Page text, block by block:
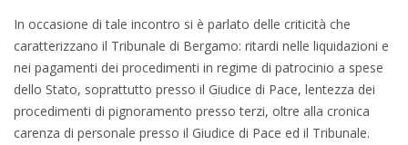
In occasione di tale incontro si è parlato delle criticità che
caratterizzano il Tribunale di Bergamo: ritardi nelle liquidazioni e
nei pagamenti dei procedimenti in regime di patrocinio a spese
dello Stato, soprattutto presso il Giudice di Pace, lentezza dei
procedimenti di pignoramento presso terzi, oltre alla cronica
carenza di personale presso il Giudice di Pace ed il Tribunale.